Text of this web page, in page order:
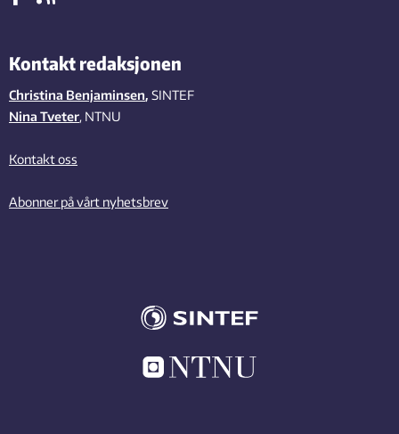
Kontakt redaksjonen
Christina Benjaminsen, SINTEF
Nina Tveter, NTNU
Kontakt oss
Abonner på vårt nyhetsbrev